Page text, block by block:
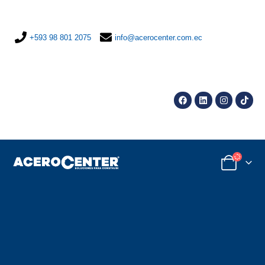
+593 98 801 2075 info@acerocenter.com.ec